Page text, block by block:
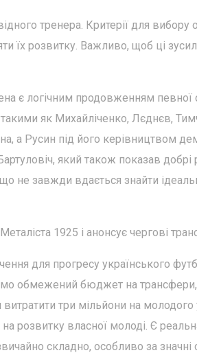
тренера. Критерії для вибору
їх розвитку. Важливо, щоб ці
є логічним продовженням певної
як Михайліченко, Лєднєв,
а Русин під його керівництвом
який також показав добрі
не завжди вдається знайти
1925 і анонсує чергові
для прогресу українського
обмежений бюджет на
три мільйони на молодого
розвитку власної молоді. Є
складно, особливо за значні